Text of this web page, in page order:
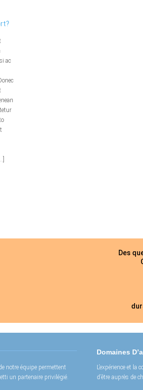
ac
Des
notre équipe permettent
un partenaire privilégié.
Domaines
L’expérience et
d’être auprès de